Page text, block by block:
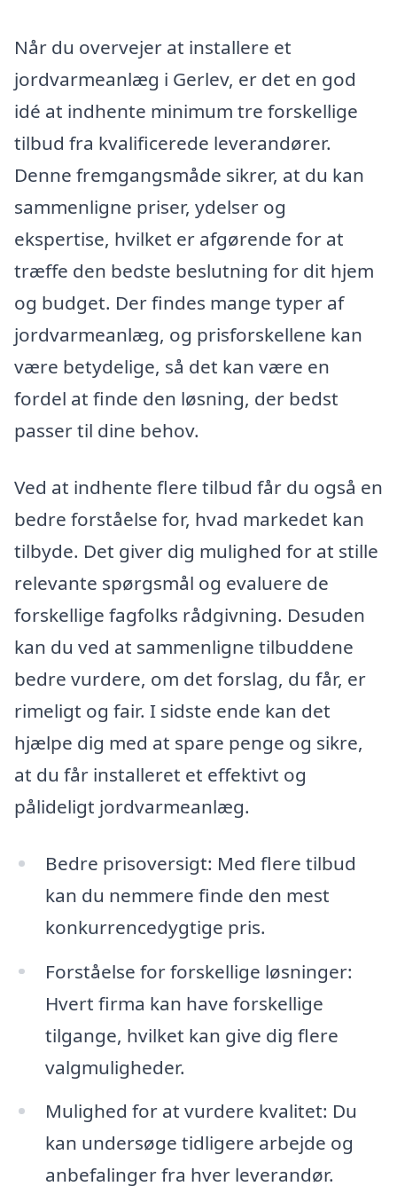
Når du overvejer at installere et
jordvarmeanlæg i Gerlev, er det en god
idé at indhente minimum tre forskellige
tilbud fra kvalificerede leverandører.
Denne fremgangsmåde sikrer, at du kan
sammenligne priser, ydelser og
ekspertise, hvilket er afgørende for at
træffe den bedste beslutning for dit hjem
og budget. Der findes mange typer af
jordvarmeanlæg, og prisforskellene kan
være betydelige, så det kan være en
fordel at finde den løsning, der bedst
passer til dine behov.
Ved at indhente flere tilbud får du også en
bedre forståelse for, hvad markedet kan
tilbyde. Det giver dig mulighed for at stille
relevante spørgsmål og evaluere de
forskellige fagfolks rådgivning. Desuden
kan du ved at sammenligne tilbuddene
bedre vurdere, om det forslag, du får, er
rimeligt og fair. I sidste ende kan det
hjælpe dig med at spare penge og sikre,
at du får installeret et effektivt og
pålideligt jordvarmeanlæg.
Bedre prisoversigt: Med flere tilbud
kan du nemmere finde den mest
konkurrencedygtige pris.
Forståelse for forskellige løsninger:
Hvert firma kan have forskellige
tilgange, hvilket kan give dig flere
valgmuligheder.
Mulighed for at vurdere kvalitet: Du
kan undersøge tidligere arbejde og
anbefalinger fra hver leverandør.